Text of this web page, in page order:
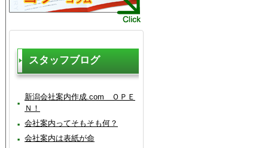
スタッフブログ
新潟会社案内作成.com ＯＰＥ
Ｎ！
会社案内ってそもそも何？
会社案内は表紙が命